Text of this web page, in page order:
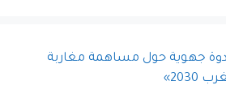
جهوية حول مساهمة مغاربة